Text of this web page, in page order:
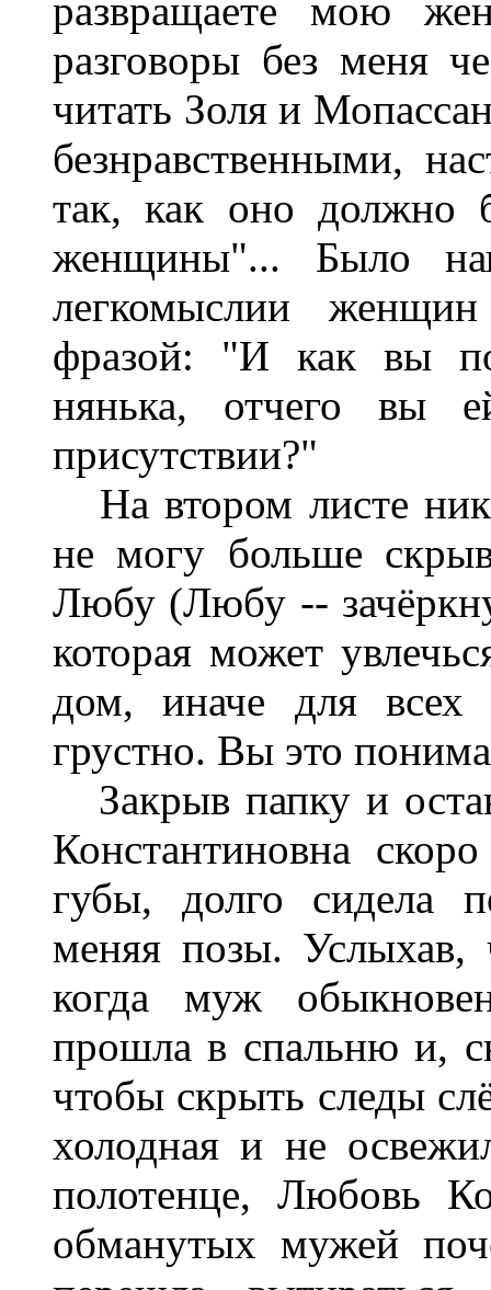
развращаете мою
разговоры без меня
читать Золя и
безнравственными,
так, как оно должно
женщины"... Было
легкомыслии
фразой: "И как вы
нянька, отчего вы
присутствии?"
На втором листе
не могу больше
Любу (Любу --
которая может
дом, иначе для всех
грустно. Вы это
Закрыв папку и
Константиновна
губы, долго сидела
меняя позы. Услыхав,
когда муж
прошла в спальню и,
чтобы скрыть следы
холодная и не
полотенце, Любовь
обманутых мужей